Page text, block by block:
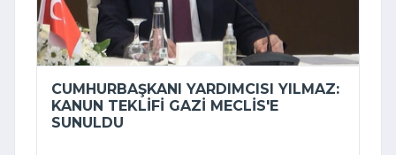
CUMHURBAŞKANI YARDIMCISI YILMAZ:
KANUN TEKLIFI GAZI MECLIS'E
SUNULDU